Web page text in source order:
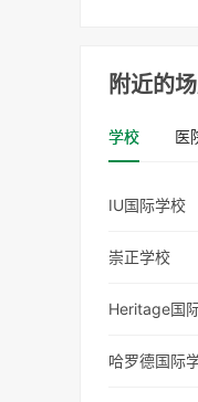
附近的
学校 医
IU国际学校
崇正学校
Heritage国
哈罗德国际